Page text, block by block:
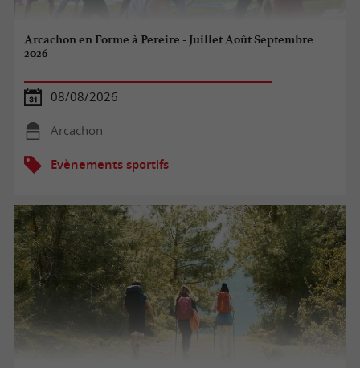
Arcachon en Forme à Pereire - Juillet Août Septembre
2026
08/08/2026
Arcachon
Evènements sportifs